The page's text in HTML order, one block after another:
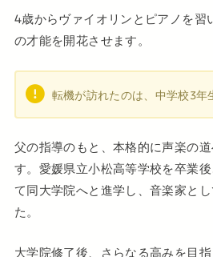
4歳からヴァイオリンとピアノを習
の才能を開花させます。
転機が訪れたのは、中学校3年
父の指導のもと、本格的に声楽の
す。愛媛県立小松高等学校を卒業
て同大学院へと進学し、音楽家と
た。
大学院修了後、さらなる高みを目